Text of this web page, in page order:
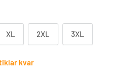
XL 2XL 3XL
kvar